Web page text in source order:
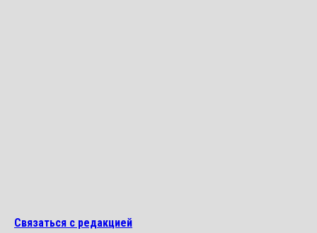
Связаться с редакцией